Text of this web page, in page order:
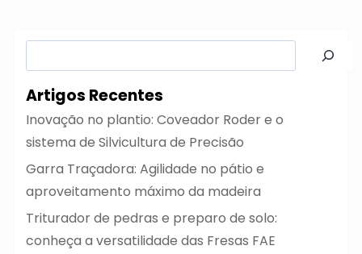
Artigos Recentes
Inovação no plantio: Coveador Roder e o
sistema de Silvicultura de Precisão
Garra Traçadora: Agilidade no pátio e
aproveitamento máximo da madeira
Triturador de pedras e preparo de solo:
conheça a versatilidade das Fresas FAE